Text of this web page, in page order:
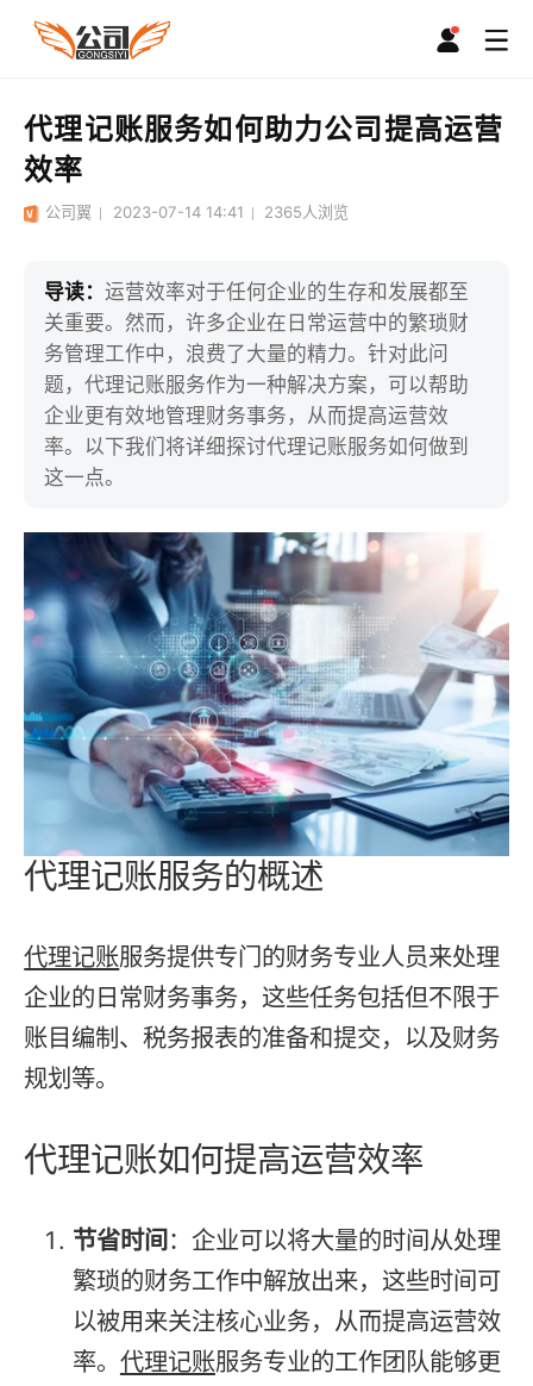
代理记账服务如何助力公司提高运营
效率
公司翼 2023-07-14 14:41 2365人浏览
导读：运营效率对于任何企业的生存和发展都至
关重要。然而，许多企业在日常运营中的繁琐财
务管理工作中，浪费了大量的精力。针对此问
题，代理记账服务作为一种解决方案，可以帮助
企业更有效地管理财务事务，从而提高运营效
率。以下我们将详细探讨代理记账服务如何做到
这一点。
代理记账服务的概述
代理记账服务提供专门的财务专业人员来处理
企业的日常财务事务，这些任务包括但不限于
账目编制、税务报表的准备和提交，以及财务
规划等。
代理记账如何提高运营效率
节省时间 ：企业可以将大量的时间从处理
繁琐的财务工作中解放出来，这些时间可
以被用来关注核心业务，从而提高运营效
率。 代理记账服务专业的工作团队能够更